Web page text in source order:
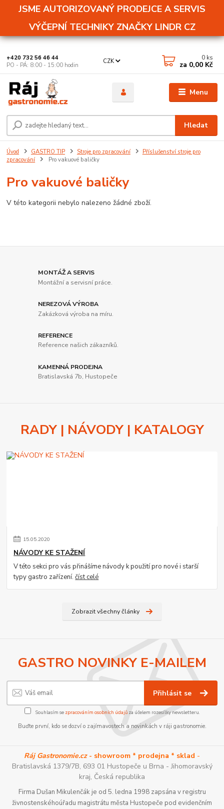
JSME AUTORIZOVANÝ PRODEJCE A SERVIS
VÝČEPNÍ TECHNIKY ZNAČKY LINDR CZ
Menu
CZK
Hledat
+420 732 56 46 44
PO - PÁ: 8:00 - 15:00 hodin
0 ks
za 0,00 Kč
Úvod GASTRO TIP Stroje pro zpracování
Příslušenství stroje pro
zpracování
Pro vakuové baličky
Pro vakuové baličky
V této kategorii nebylo nalezeno žádné zboží.
MONTÁŽ A SERVIS
Montážní a servisní práce.
NEREZOVÁ VÝROBA
Zakázková výroba na míru.
REFERENCE
Reference našich zákazníků.
KAMENNÁ PRODEJNA
Bratislavská 7b, Hustopeče
RADY | NÁVODY | KATALOGY
15.05.2020
NÁVODY KE STAŽENÍ
V této sekci pro vás přinášíme návody k použití pro nové i starší
typy gastro zařízení.číst celé
Zobrazit všechny články
GASTRO NOVINKY E-MAILEM
Přihlásit se
Souhlasím se zpracováním osobních údajůza účelem rozesílky newsletteru.
Buďte první, kdo se dozví o zajímavostech a novinkách v ráji gastronomie.
Ráj Gastronomie.cz- showroom * prodejna * sklad -
Bratislavská 1379/7B, 693 01 Hustopeče u Brna - Jihomoravský
kraj, Česká republika
Firma Dušan Mikulenčák je od 5. ledna 1998 zapsána v registru
živnostenskéhoúřadu magistrátu města Hustopeče pod evidenčním